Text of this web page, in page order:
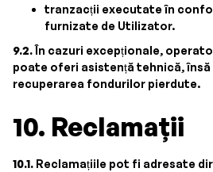
tranzacții executate în
furnizate de Utilizator.
9.2.În cazuri excepționale,
poate oferi asistență tehnică, însă
recuperarea fondurilor pierdute.
10. Reclamații
10.1. Reclamațiile pot fi adresate